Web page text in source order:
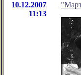
10.12.2007
11:13